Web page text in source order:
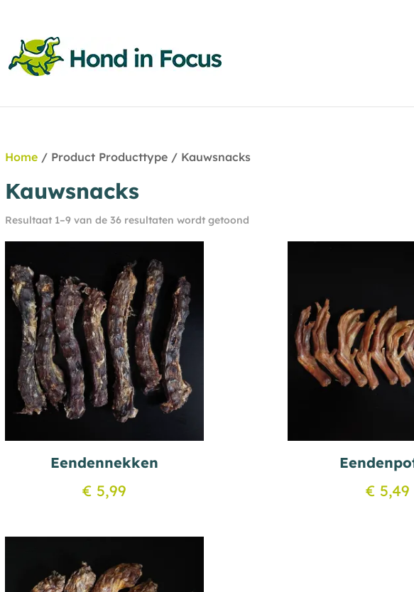
Home/ Product Producttype / Kauwsnacks
Kauwsnacks
Resultaat 1–9 van de 36 resultaten wordt getoond
Eendennekken
€ 5,99 € 5,49